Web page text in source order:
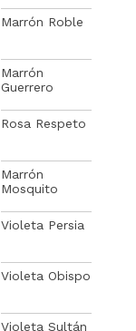
Marrón Roble
Marrón
Guerrero
Rosa Respeto
Marrón
Mosquito
Violeta Persia
Violeta Obispo
Violeta Sultán